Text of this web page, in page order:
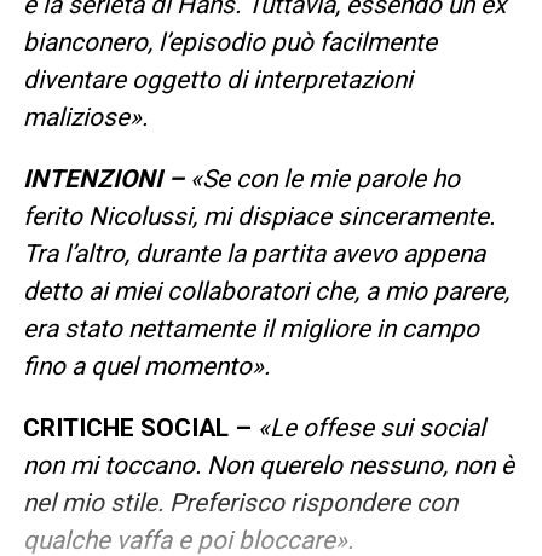
bianconero, l’episodio può facilmente
diventare oggetto di interpretazioni
maliziose».
INTENZIONI – «Se con le mie parole ho
ferito Nicolussi, mi dispiace sinceramente.
Tra l’altro, durante la partita avevo appena
detto ai miei collaboratori che, a mio parere,
era stato nettamente il migliore in campo
fino a quel momento».
CRITICHE SOCIAL – «Le offese sui social
non mi toccano. Non querelo nessuno, non è
nel mio stile. Preferisco rispondere con
qualche vaffa e poi bloccare».